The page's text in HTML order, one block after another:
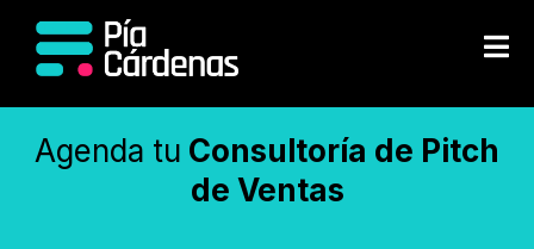
Agenda tu Consultoría de Pitch
de Ventas